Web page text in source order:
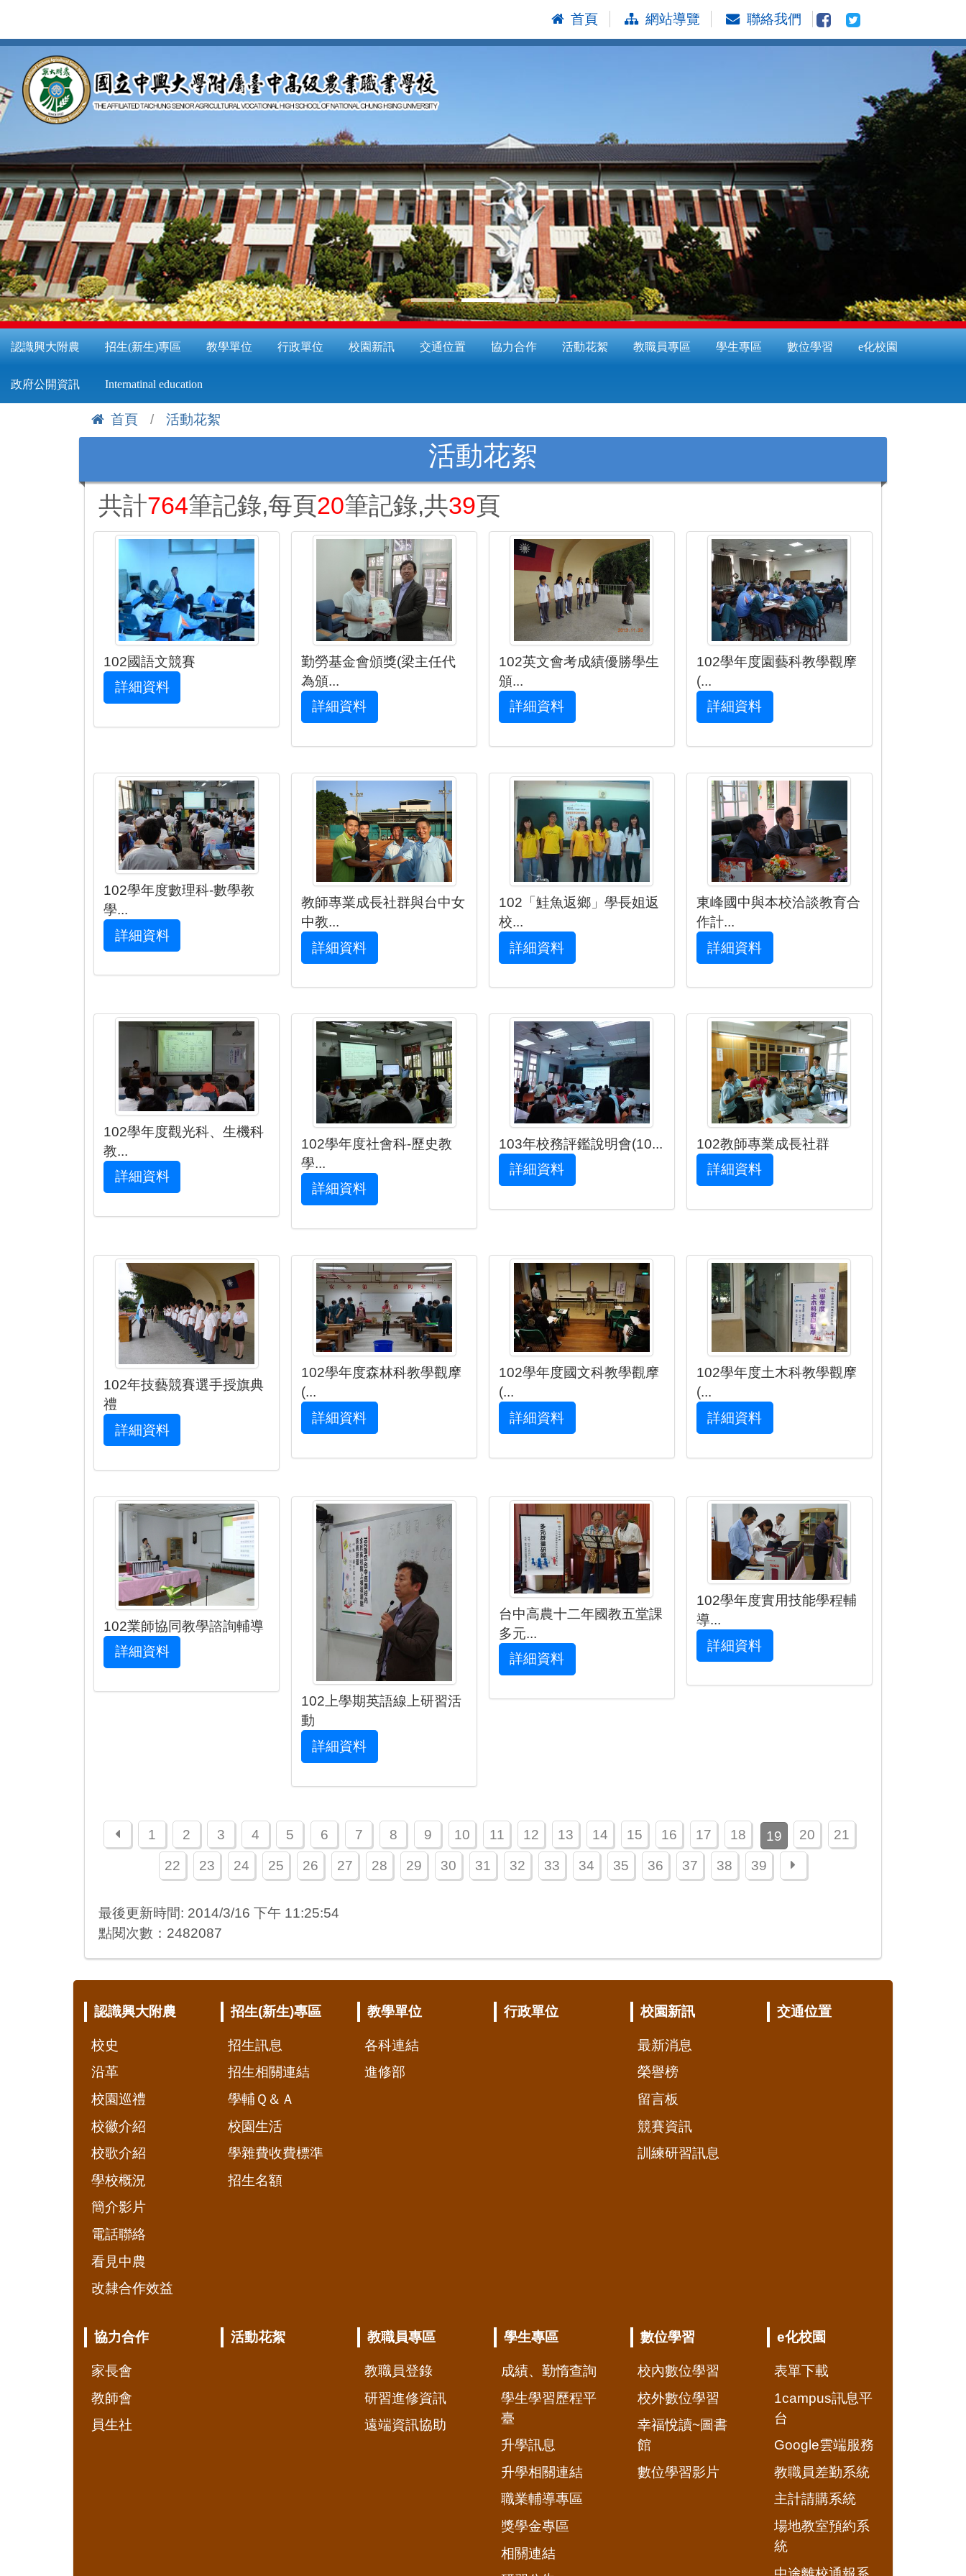
到
要
內
區
首頁 網站導覽 聯絡我們
認識興大附農 招生(新生)專區 教學單位 行政單位 校園新訊 交通位置 協力合作 活動花絮 教職員專區 學生專區 數位學習 e化校園
政府公開資訊 Internatinal education
首頁
活動花絮
活動花絮
共計764筆記錄,每頁20筆記錄,共39頁
102國語文競賽
詳細資料
勤勞基金會頒獎(梁主任代
為頒...
詳細資料
102英文會考成績優勝學生
頒...
詳細資料
102學年度園藝科教學觀摩
(...
詳細資料
102學年度數理科-數學教
學...
詳細資料
教師專業成長社群與台中女
中教...
詳細資料
102「鮭魚返鄉」學長姐返
校...
詳細資料
東峰國中與本校洽談教育合
作計...
詳細資料
102學年度觀光科、生機科
教...
詳細資料
102學年度社會科-歷史教
學...
詳細資料
103年校務評鑑說明會(10...
詳細資料
102教師專業成長社群
詳細資料
102年技藝競賽選手授旗典
禮
詳細資料
102學年度森林科教學觀摩
(...
詳細資料
102學年度國文科教學觀摩
(...
詳細資料
102學年度土木科教學觀摩
(...
詳細資料
102業師協同教學諮詢輔導
詳細資料
102上學期英語線上研習活
動
詳細資料
台中高農十二年國教五堂課
多元...
詳細資料
102學年度實用技能學程輔
導...
詳細資料
上一頁1 2 3 4 5 6 7 8 9 10 11 12 13 14 15 16 17 18 19 20 21
22 23 24 25 26 27 28 29 30 31 32 33 34 35 36 37 38 39 下一頁
最後更新時間: 2014/3/16 下午 11:25:54
點閱次數：2482087
認識興大附農
校史
沿革
校園巡禮
校徽介紹
校歌介紹
學校概況
簡介影片
電話聯絡
看見中農
改隸合作效益
招生(新生)專區
招生訊息
招生相關連結
學輔Ｑ＆Ａ
校園生活
學雜費收費標準
招生名額
教學單位
各科連結
進修部
行政單位 校園新訊
最新消息
榮譽榜
留言板
競賽資訊
訓練研習訊息
交通位置
協力合作
家長會
教師會
員生社
活動花絮 教職員專區
教職員登錄
研習進修資訊
遠端資訊協助
學生專區
成績、勤惰查詢
學生學習歷程平
臺
升學訊息
升學相關連結
職業輔導專區
獎學金專區
相關連結
數位學習
校內數位學習
校外數位學習
幸福悅讀~圖書
館
數位學習影片
e化校園
表單下載
1campus訊息平
台
Google雲端服務
教職員差勤系統
主計請購系統
場地教室預約系
統